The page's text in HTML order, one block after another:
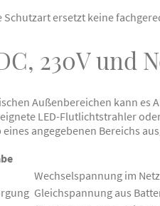
Schutzart ersetzt keine
230V und
Außenbereichen kann es
LED-Flutlichtstrahler
angegebenen Bereichs
Wechselspannung im
Gleichspannung aus